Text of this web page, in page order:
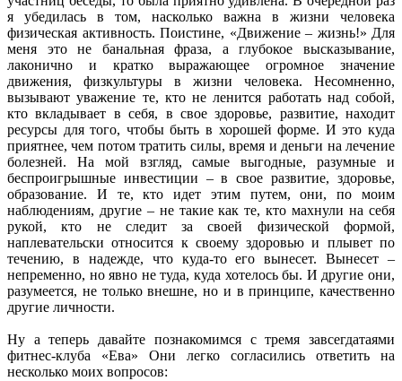
я убедилась в том, насколько важна в жизни человека
физическая активность. Поистине, «Движение – жизнь!» Для
меня это не банальная фраза, а глубокое высказывание,
лаконично и кратко выражающее огромное значение
движения, физкультуры в жизни человека. Несомненно,
вызывают уважение те, кто не ленится работать над собой,
кто вкладывает в себя, в свое здоровье, развитие, находит
ресурсы для того, чтобы быть в хорошей форме. И это куда
приятнее, чем потом тратить силы, время и деньги на лечение
болезней. На мой взгляд, самые выгодные, разумные и
беспроигрышные инвестиции – в свое развитие, здоровье,
образование. И те, кто идет этим путем, они, по моим
наблюдениям, другие – не такие как те, кто махнули на себя
рукой, кто не следит за своей физической формой,
наплевательски относится к своему здоровью и плывет по
течению, в надежде, что куда-то его вынесет. Вынесет –
непременно, но явно не туда, куда хотелось бы. И другие они,
разумеется, не только внешне, но и в принципе, качественно
другие личности.
Ну а теперь давайте познакомимся с тремя завсегдатаями
фитнес-клуба «Ева» Они легко согласились ответить на
несколько моих вопросов: